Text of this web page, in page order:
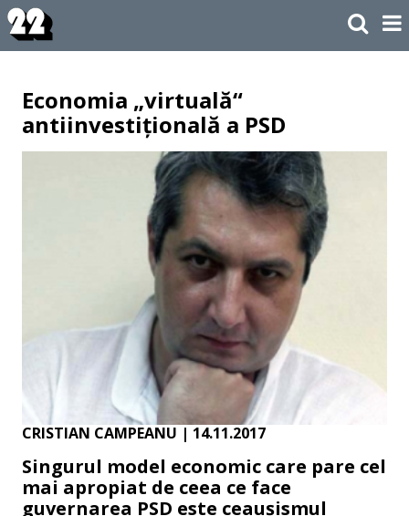
Economia „virtuală“
antiinvestițională a PSD
CRISTIAN CAMPEANU | 14.11.2017
Singurul model economic care pare cel
mai apropiat de ceea ce face
guvernarea PSD este ceaușismul